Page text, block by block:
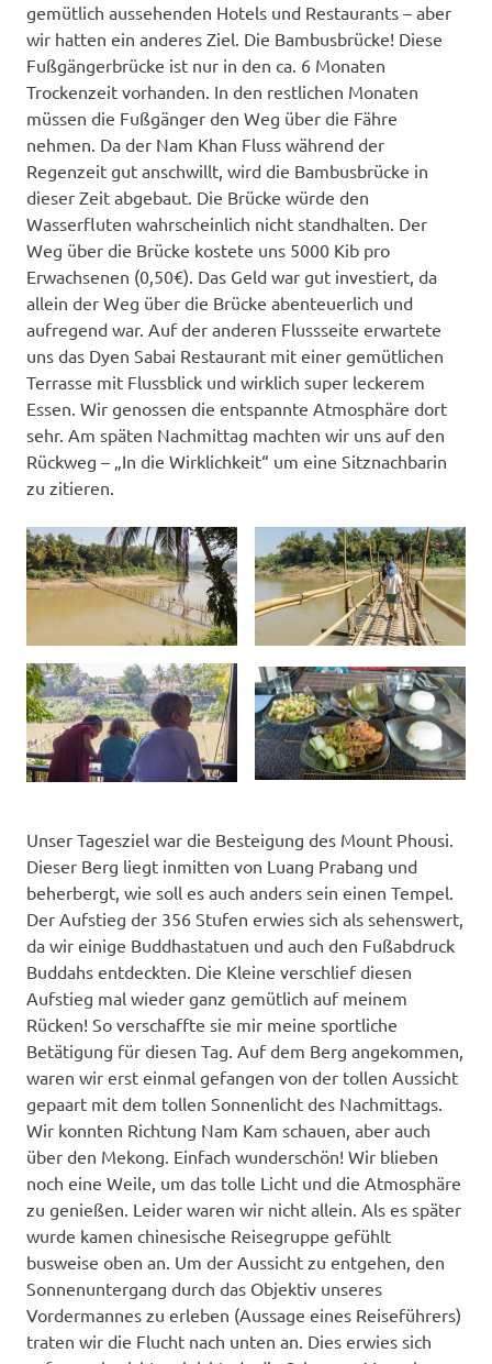
gemütlich aussehenden Hotels und Restaurants – aber
wir hatten ein anderes Ziel. Die Bambusbrücke! Diese
Fußgängerbrücke ist nur in den ca. 6 Monaten
Trockenzeit vorhanden. In den restlichen Monaten
müssen die Fußgänger den Weg über die Fähre
nehmen. Da der Nam Khan Fluss während der
Regenzeit gut anschwillt, wird die Bambusbrücke in
dieser Zeit abgebaut. Die Brücke würde den
Wasserfluten wahrscheinlich nicht standhalten. Der
Weg über die Brücke kostete uns 5000 Kib pro
Erwachsenen (0,50€). Das Geld war gut investiert, da
allein der Weg über die Brücke abenteuerlich und
aufregend war. Auf der anderen Flussseite erwartete
uns das Dyen Sabai Restaurant mit einer gemütlichen
Terrasse mit Flussblick und wirklich super leckerem
Essen. Wir genossen die entspannte Atmosphäre dort
sehr. Am späten Nachmittag machten wir uns auf den
Rückweg – „In die Wirklichkeit“ um eine Sitznachbarin
zu zitieren.
Unser Tagesziel war die Besteigung des Mount Phousi.
Dieser Berg liegt inmitten von Luang Prabang und
beherbergt, wie soll es auch anders sein einen Tempel.
Der Aufstieg der 356 Stufen erwies sich als sehenswert,
da wir einige Buddhastatuen und auch den Fußabdruck
Buddahs entdeckten. Die Kleine verschlief diesen
Aufstieg mal wieder ganz gemütlich auf meinem
Rücken! So verschaffte sie mir meine sportliche
Betätigung für diesen Tag. Auf dem Berg angekommen,
waren wir erst einmal gefangen von der tollen Aussicht
gepaart mit dem tollen Sonnenlicht des Nachmittags.
Wir konnten Richtung Nam Kam schauen, aber auch
über den Mekong. Einfach wunderschön! Wir blieben
noch eine Weile, um das tolle Licht und die Atmosphäre
zu genießen. Leider waren wir nicht allein. Als es später
wurde kamen chinesische Reisegruppe gefühlt
busweise oben an. Um der Aussicht zu entgehen, den
Sonnenuntergang durch das Objektiv unseres
Vordermannes zu erleben (Aussage eines Reiseführers)
traten wir die Flucht nach unten an. Dies erwies sich